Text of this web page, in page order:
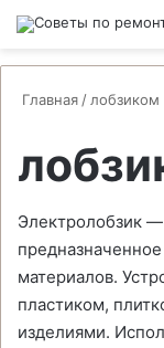
Главная / лобзиком
Электролобзик —
материалов.
пластиком,
изделиями.